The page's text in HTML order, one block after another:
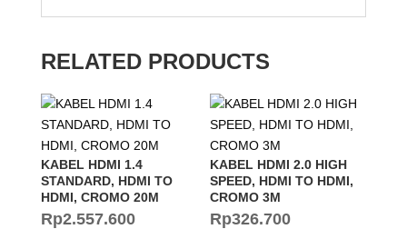
RELATED PRODUCTS
KABEL HDMI 1.4
STANDARD, HDMI TO
HDMI, CROMO 20M
Rp2.557.600
KABEL HDMI 2.0 HIGH
SPEED, HDMI TO HDMI,
CROMO 3M
Rp326.700